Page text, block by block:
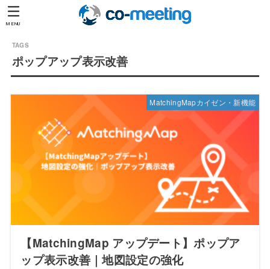
MENU
ポップアップ表示改善
MatchingMapカイゼン・新機能
【MatchingMap アップデート】ポップア
ップ表示改善｜地図設定の強化